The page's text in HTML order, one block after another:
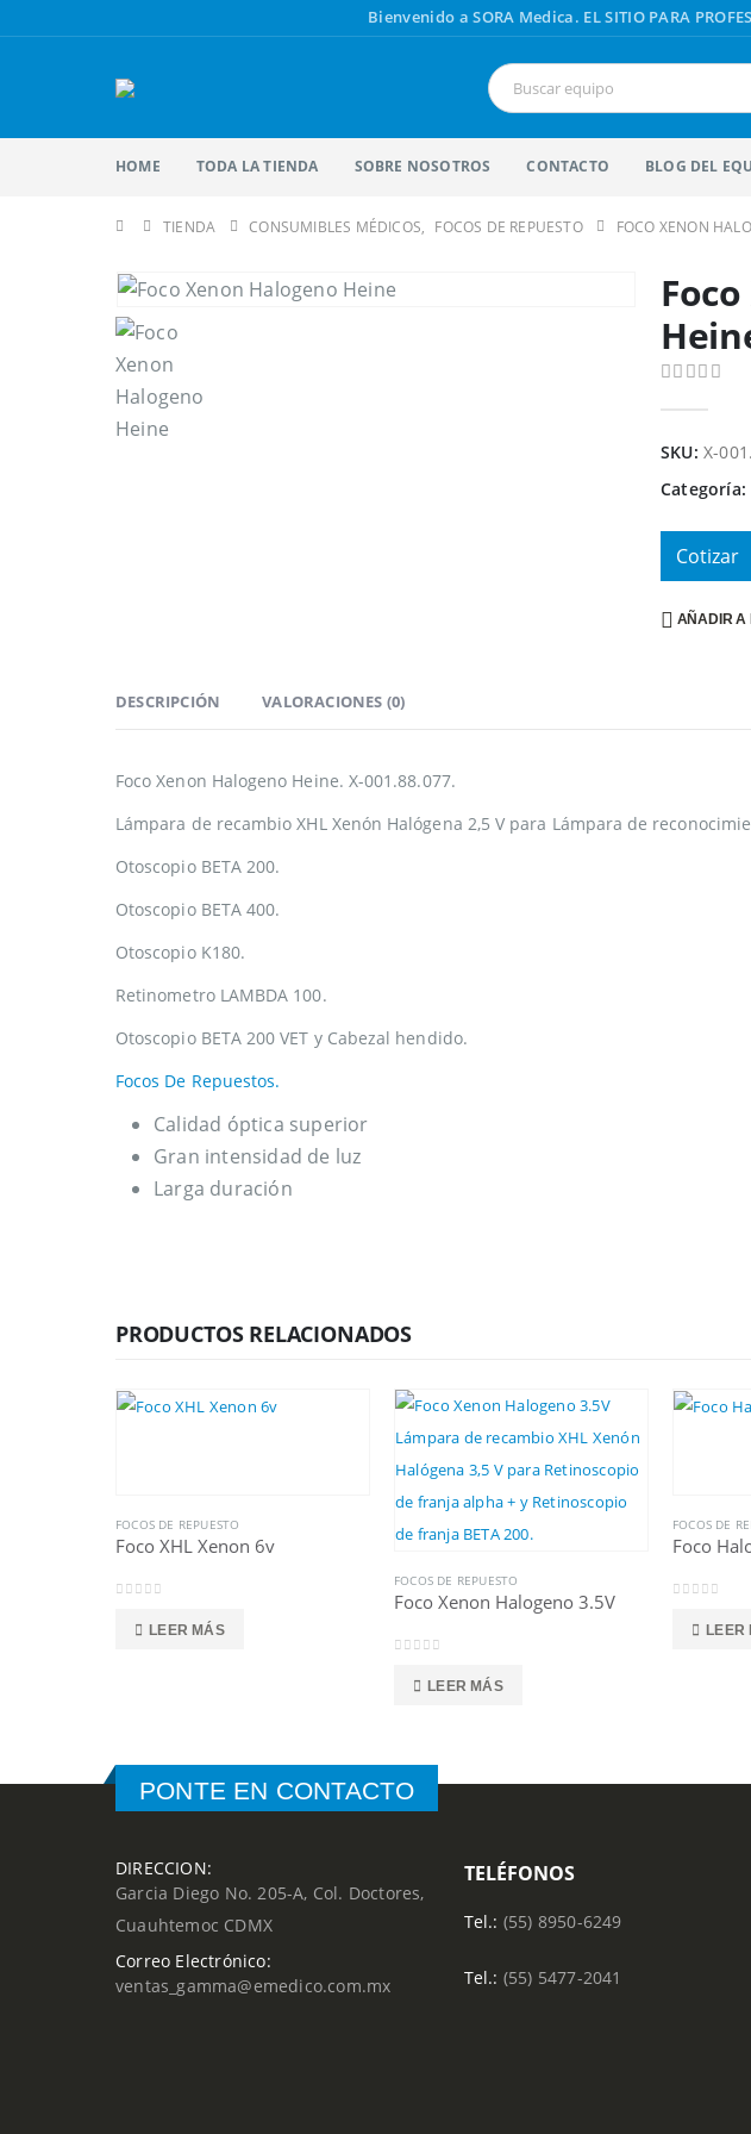
Bienvenido a SORA Medica. EL SITIO PARA
HOME TODA LA TIENDA SOBRE NOSOTROS CONTACTO BLOG DEL
TIENDA CONSUMIBLES MÉDICOS, FOCOS DE REPUESTO FOCO XENON
SKU: X-
Categoría:
Cotizar
AÑADIR A
DESCRIPCIÓN VALORACIONES (0)
Foco Xenon Halogeno Heine. X-001.88.077.
Lámpara de recambio XHL Xenón Halógena 2,5 V para Lámpara de
Otoscopio BETA 200.
Otoscopio BETA 400.
Otoscopio K180.
Retinometro LAMBDA 100.
Otoscopio BETA 200 VET y Cabezal hendido.
Focos De Repuestos.
Calidad óptica superior
Gran intensidad de luz
Larga duración
PRODUCTOS RELACIONADOS
FOCOS DE REPUESTO
Foco XHL Xenon 6v
LEER MÁS
FOCOS DE REPUESTO
Foco Xenon Halogeno 3.5V
LEER MÁS
FOCOS DE
LEER
PONTE EN CONTACTO
DIRECCION:
Garcia Diego No. 205-A, Col. Doctores,
Cuauhtemoc CDMX
Correo Electrónico:
ventas_gamma@emedico.com.mx
TELÉFONOS
Tel.: (55) 8950-6249
Tel.: (55) 5477-2041